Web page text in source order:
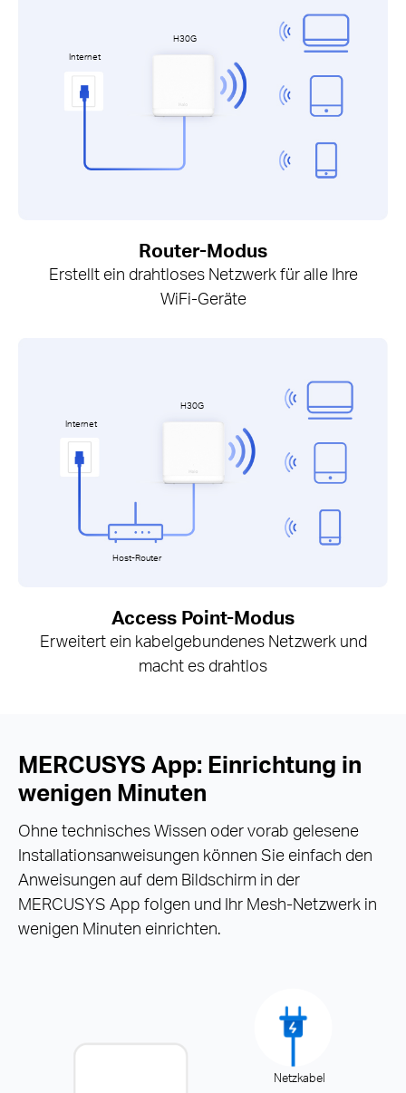
Internet
H30G
Router-Modus
Erstellt ein drahtloses Netzwerk für alle Ihre
WiFi-Geräte
Internet
H30G
Host-Router
Access Point-Modus
Erweitert ein kabelgebundenes Netzwerk und
macht es drahtlos
MERCUSYS App: Einrichtung in
wenigen Minuten
Ohne technisches Wissen oder vorab gelesene
Installationsanweisungen können Sie einfach den
Anweisungen auf dem Bildschirm in der
MERCUSYS App folgen und Ihr Mesh-Netzwerk in
wenigen Minuten einrichten.
Netzkabel